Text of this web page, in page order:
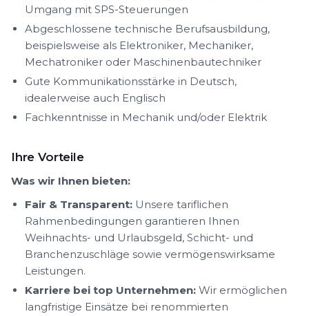
Umgang mit SPS-Steuerungen
Abgeschlossene technische Berufsausbildung,
beispielsweise als Elektroniker, Mechaniker,
Mechatroniker oder Maschinenbautechniker
Gute Kommunikationsstärke in Deutsch,
idealerweise auch Englisch
Fachkenntnisse in Mechanik und/oder Elektrik
Ihre Vorteile
Was wir Ihnen bieten:
Fair & Transparent: Unsere tariflichen
Rahmenbedingungen garantieren Ihnen
Weihnachts- und Urlaubsgeld, Schicht- und
Branchenzuschläge sowie vermögenswirksame
Leistungen.
Karriere bei top Unternehmen: Wir ermöglichen
langfristige Einsätze bei renommierten